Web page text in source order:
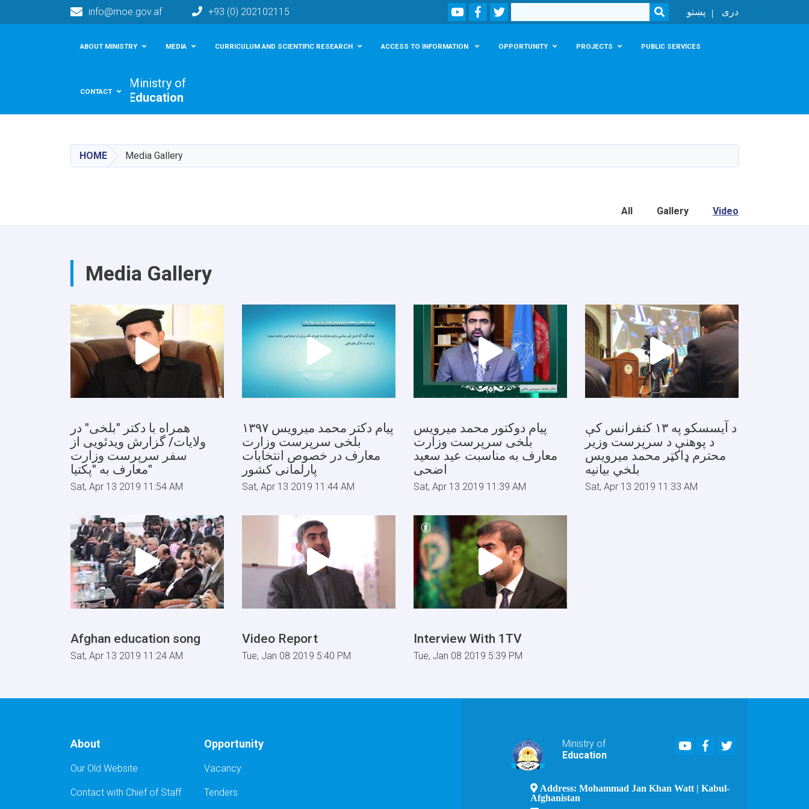
content
info@moe.gov.af +93 (0) 202102115 YoutubeFacebookTwitter
Search SEARCH
پښتو دری
Ministry of
Education
ABOUT MINISTRY MEDIA CURRICULUM AND SCIENTIFIC RESEARCH ACCESS TO INFORMATION OPPORTUNITY PROJECTS PUBLIC SERVICES
CONTACT
HOME Media Gallery
All Gallery Video
Media Gallery
همراه با دکتر "بلخی" در
ولایات/ گزارش ویدئویی از
سفر سرپرست وزارت
معارف به "پکتیا"
Sat, Apr 13 2019 11:54 AM
۱۳۹۷ پیام دکتر محمد میرویس
بلخی سرپرست وزارت
معارف در خصوص انتخابات
پارلمانی کشور
Sat, Apr 13 2019 11:44 AM
پیام دوکتور محمد میرویس
بلخی سرپرست وزارت
معارف به مناسبت عید سعید
اضحی
Sat, Apr 13 2019 11:39 AM
د آيسسکو په ۱۳ کنفرانس کې
د پوهنې د سرپرست وزير
محترم ډاکټر محمد ميرويس
بلخي بیانیه
Sat, Apr 13 2019 11:33 AM
Afghan education song
Sat, Apr 13 2019 11:24 AM
Video Report
Tue, Jan 08 2019 5:40 PM
Interview With 1TV
Tue, Jan 08 2019 5:39 PM
About
Our Old Website
Contact with Chief of Staff
Opportunity
Vacancy
Tenders
Ministry of
Education
YoutubeFacebook
Twitter
Address: Mohammad Jan Khan Watt | Kabul-
Afghanistan